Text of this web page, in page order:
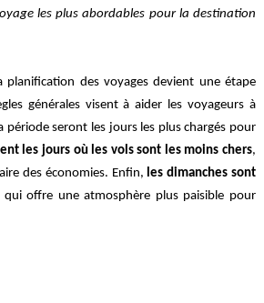
les plus abordables pour la destination
des voyages devient une étape
générales visent à aider les voyageurs à
seront les jours les plus chargés pour
les jours où les vols sont les moins chers,
des économies. Enfin, les dimanches sont
offre une atmosphère plus paisible pour